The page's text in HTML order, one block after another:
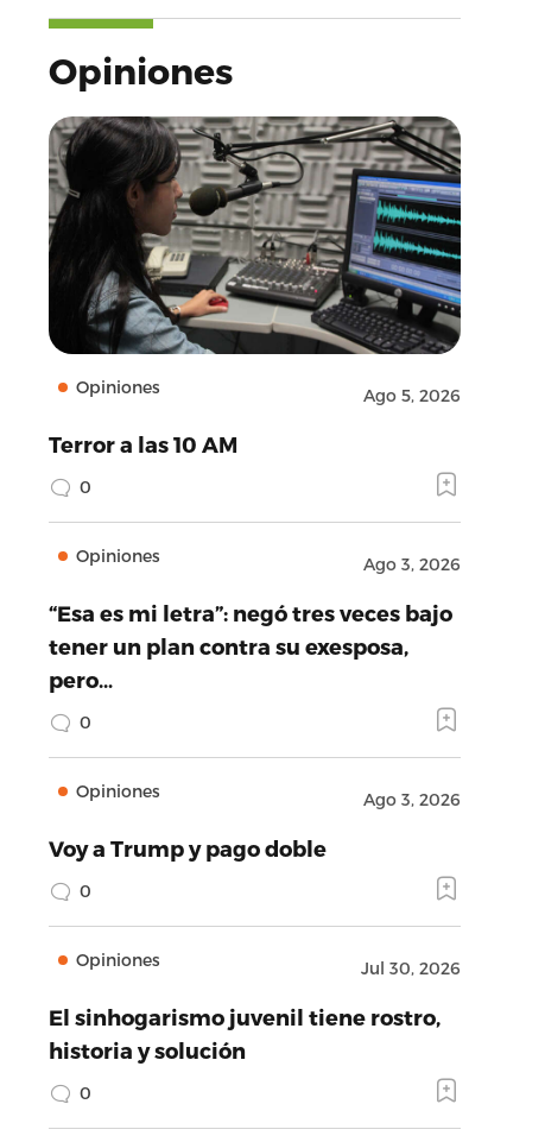
Opiniones
Opiniones Ago 5, 2026
Terror a las 10 AM
0
Opiniones Ago 3, 2026
“Esa es mi letra”: negó tres veces bajo
tener un plan contra su exesposa,
pero…
0
Opiniones Ago 3, 2026
Voy a Trump y pago doble
0
Opiniones Jul 30, 2026
El sinhogarismo juvenil tiene rostro,
historia y solución
0